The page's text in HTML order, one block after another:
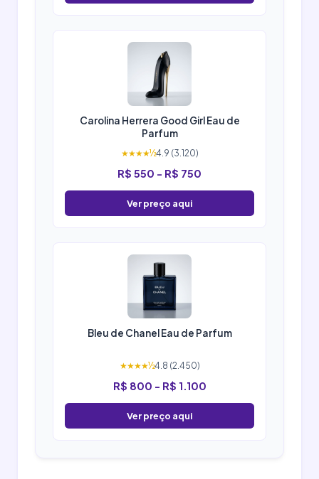
Carolina Herrera Good Girl Eau de
Parfum
★★★★½4.9 (3.120)
R$ 550 - R$ 750
Ver preço aqui
Bleu de Chanel Eau de Parfum
★★★★½4.8 (2.450)
R$ 800 - R$ 1.100
Ver preço aqui